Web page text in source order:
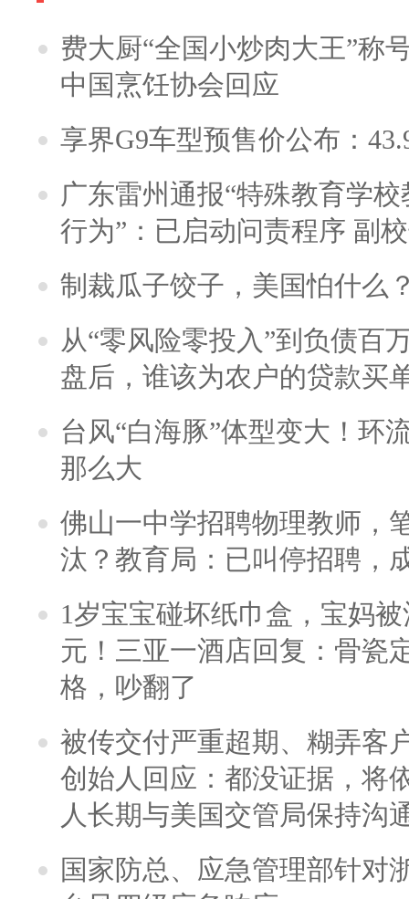
费大厨“全国小炒肉大王”称
中国烹饪协会回应
享界G9车型预售价公布：
广东雷州通报“特殊教育学
行为”：已启动问责程序 副
制裁瓜子饺子，美国怕什么
从“零风险零投入”到负债百
盘后，谁该为农户的贷款买
台风“白海豚”体型变大！环
那么大
佛山一中学招聘物理教师，
汰？教育局：已叫停招聘，
1岁宝宝碰坏纸巾盒，宝妈
元！三亚一酒店回复：骨瓷
格，吵翻了
被传交付严重超期、糊弄客
创始人回应：都没证据，将
人长期与美国交管局保持沟
国家防总、应急管理部针对